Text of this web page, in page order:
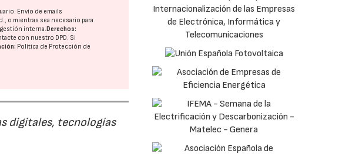
Envío de emails
o mientras sea necesario para
interna. Derechos:
con nuestro DPD. Si
Política de Protección de
digitales, tecnologías